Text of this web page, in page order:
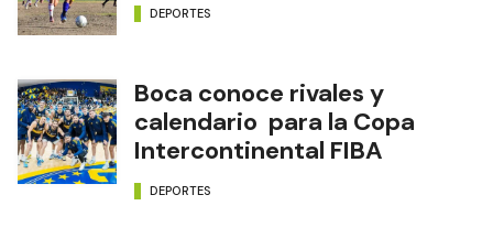
DEPORTES
Boca conoce rivales y
calendario para la Copa
Intercontinental FIBA
DEPORTES